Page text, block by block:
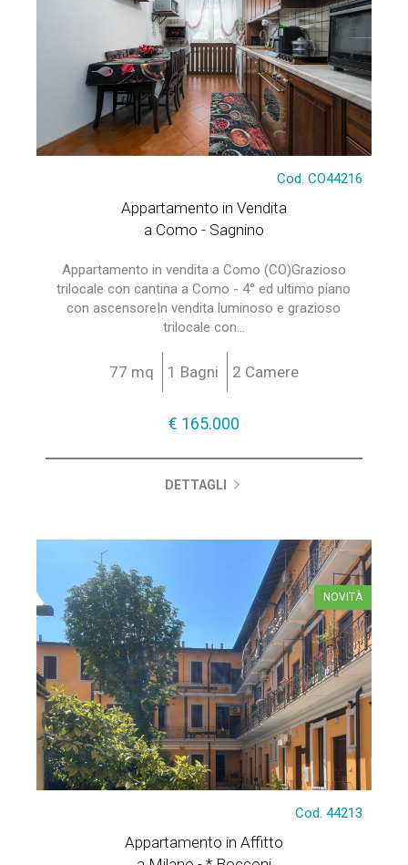
Cod. CO44216
Appartamento in Vendita
a Como - Sagnino
Appartamento in vendita a Como (CO)Grazioso
trilocale con cantina a Como - 4° ed ultimo piano
con ascensoreIn vendita luminoso e grazioso
trilocale con...
77 mq 1 Bagni 2 Camere
€ 165.000
DETTAGLI
NOVITÀ
Cod. 44213
Appartamento in Affitto